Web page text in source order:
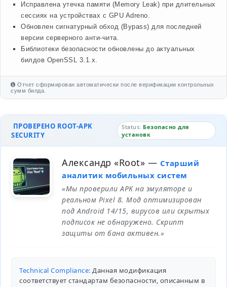
Исправлена утечка памяти (Memory Leak) при длительных
сессиях на устройствах с GPU Adreno.
Обновлен сигнатурный обход (Bypass) для последней
версии серверного анти-чита.
Библиотеки безопасности обновлены до актуальных
билдов OpenSSL 3.1.x.
Отчет сформирован автоматически после верификации контрольных
сумм билда.
ПРОВЕРЕНО ROOT-APK
SECURITY
Status: Безопасно для
установк
Александр «Root» — Старший
аналитик мобильных систем
«Мы проверили APK на эмуляторе и
реальном Pixel 8. Мод оптимизирован
под Android 14/15, вирусов или скрытых
подписок не обнаружено. Скрипт
защиты от бана активен.»
Technical Compliance: Данная модификация
соответствует стандартам безопасности, описанным в